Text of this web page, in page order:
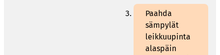
Paahda
sämpylät
leikkuupinta
alaspäin